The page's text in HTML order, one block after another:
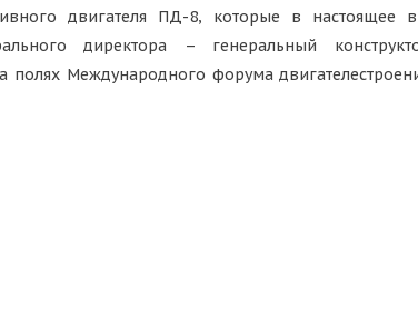
двигателя ПД-8, которые в настоящее
директора – генеральный
Международного форума